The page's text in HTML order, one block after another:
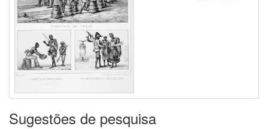
Sugestões de pesquisa